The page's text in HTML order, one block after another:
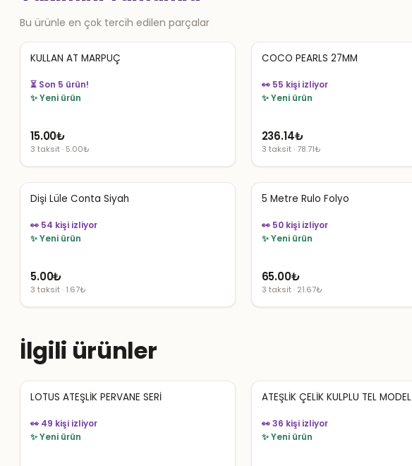
Bu ürünle en çok tercih edilen parçalar
KULLAN AT MARPUÇ
👀 54 kişi izliyor
✨ Yeni ürün
15.00₺
3 taksit · 5.00₺
COCO PEARLS 27MM
👀 55 kişi izliyor
✨ Yeni ürün
236.14₺
3 taksit · 78.71₺
Dişi Lüle Conta Siyah
👀 54 kişi izliyor
✨ Yeni ürün
5.00₺
3 taksit · 1.67₺
5 Metre Rulo Folyo
👀 50 kişi izliyor
✨ Yeni ürün
65.00₺
3 taksit · 21.67₺
İlgili ürünler
LOTUS ATEŞLİK PERVANE SERİ
👀 49 kişi izliyor
✨ Yeni ürün
ATEŞLİK ÇELİK KULPLU TEL MODEL
👀 36 kişi izliyor
✨ Yeni ürün